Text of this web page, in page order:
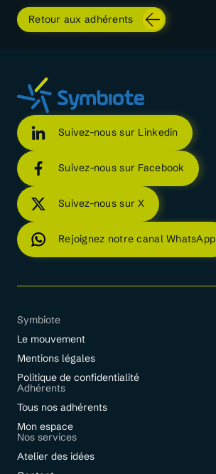
Retour aux adhérents
Suivez-nous sur Linkedin
Suivez-nous sur Facebook
Suivez-nous sur X
Rejoignez notre canal WhatsApp
Symbiote
Le mouvement
Mentions légales
Politique de confidentialité
Adhérents
Tous nos adhérents
Mon espace
Nos services
Atelier des idées